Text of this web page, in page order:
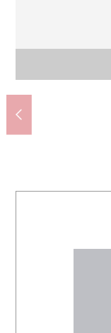
7- 在山